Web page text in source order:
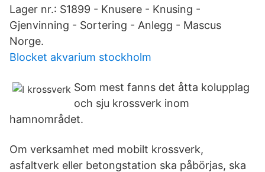
Lager nr.: S1899 - Knusere - Knusing -
Gjenvinning - Sortering - Anlegg - Mascus
Norge.
Blocket akvarium stockholm
Som mest fanns det åtta kolupplag
och sju krossverk inom
hamnområdet.
Om verksamhet med mobilt krossverk,
asfaltverk eller betongstation ska påbörjas, ska